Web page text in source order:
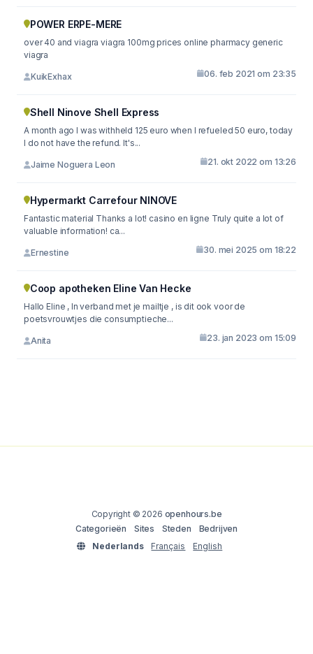
POWER ERPE-MERE
over 40 and viagra viagra 100mg prices online pharmacy generic
viagra
KuikExhax 06. feb 2021 om 23:35
Shell Ninove Shell Express
A month ago I was withheld 125 euro when I refueled 50 euro, today
I do not have the refund. It's...
Jaime Noguera Leon 21. okt 2022 om 13:26
Hypermarkt Carrefour NINOVE
Fantastic material Thanks a lot! casino en ligne Truly quite a lot of
valuable information! ca...
Ernestine 30. mei 2025 om 18:22
Coop apotheken Eline Van Hecke
Hallo Eline , In verband met je mailtje , is dit ook voor de
poetsvrouwtjes die consumptieche...
Anita 23. jan 2023 om 15:09
Copyright © 2026 openhours.be
Categorieën
Sites Steden
Bedrijven
Nederlands
Français English